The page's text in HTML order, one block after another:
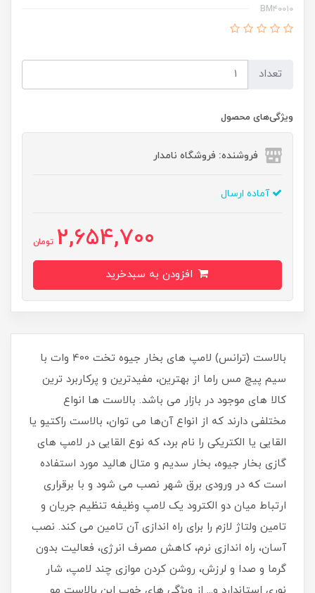
BM۴۰۰۱۰
تعداد
ویژگی‌های محصول
فروشنده: فروشگاه نامدار
آماده ارسال
2,654,700 تومان
بالاست (ترانس) لامپ های بخار جیوه تخت 400 وات با
سیم پیچ مس راما از بهترین، مفیدترین و پرکاربرد ترین
کالا های موجود در بازار می باشد. بالاست ها انواع
مختلفی دارند که از انواع آن‌ها می توان، بالاست راکتیو یا
القایی یا الکتریکی را نام برد، که نوع القایی در لامپ های
گازی بخار جیوه، بخار سدیم و متال هالید مورد استفاده
است که در ورودی برق شهر نصب می شود و با برقراری
ارتباط میان دو الکترود یک لامپ وظیفه تنظیم جریان و
تامین ولتاژ لازم را برای راه اندازی آن تامین می کند. نصب
آسان، راه اندازی نرم، کاهش مصرف انرژی، فعالیت بدون
گرما و صدا و لرزش، روشن کردن موازی چند لامپ، شار